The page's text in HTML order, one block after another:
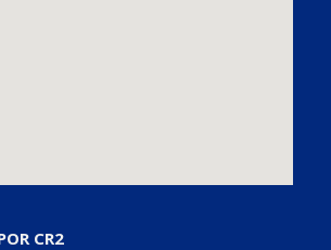
CR2